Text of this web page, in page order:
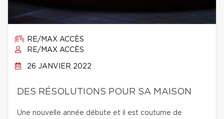
RE/MAX ACCÈS
RE/MAX ACCÈS
26 JANVIER 2022
DES RÉSOLUTIONS POUR SA MAISON
Une nouvelle année débute et il est coutume de